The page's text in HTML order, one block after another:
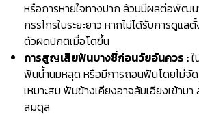
หรือการหายใจทางปาก ล้วนมีผลต่อพัฒ
กรรไกรในระยะยาว หากไม่ได้รับการดูแ
ตัวผิดปกติเมื่อโตขึ้น
การสูญเสียฟันบางซี่ก่อนวัยอันควร :
ฟันน้ำนมหลุด หรือมีการถอนฟันโดยไม่จั
เหมาะสม ฟันข้างเคียงอาจล้มเอียงเข้าม
สมดุล